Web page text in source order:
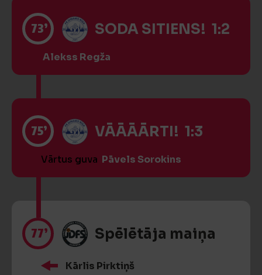
73’ SODA SITIENS! 1:2
Alekss Regža
75’ VĀĀĀĀRTI! 1:3
Vārtus guva Pāvels Sorokins
77’ Spēlētāja maiņa
Kārlis Pirktiņš